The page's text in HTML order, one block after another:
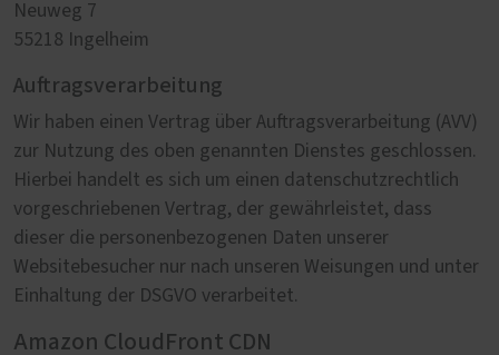
Neuweg 7
55218 Ingelheim
Auftragsverarbeitung
Wir haben einen Vertrag über Auftragsverarbeitung (AVV)
zur Nutzung des oben genannten Dienstes geschlossen.
Hierbei handelt es sich um einen datenschutzrechtlich
vorgeschriebenen Vertrag, der gewährleistet, dass
dieser die personenbezogenen Daten unserer
Websitebesucher nur nach unseren Weisungen und unter
Einhaltung der DSGVO verarbeitet.
Amazon CloudFront CDN